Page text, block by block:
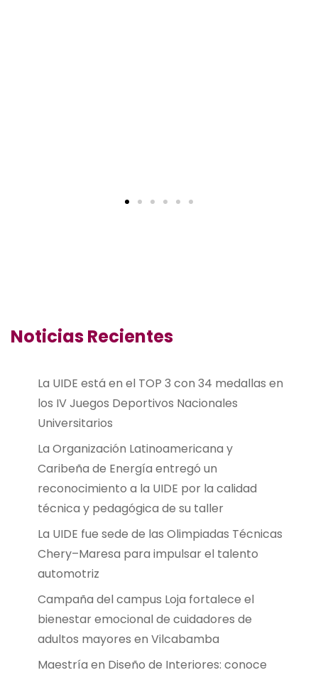
Noticias Recientes
La UIDE está en el TOP 3 con 34 medallas en
los IV Juegos Deportivos Nacionales
Universitarios
La Organización Latinoamericana y
Caribeña de Energía entregó un
reconocimiento a la UIDE por la calidad
técnica y pedagógica de su taller
La UIDE fue sede de las Olimpiadas Técnicas
Chery–Maresa para impulsar el talento
automotriz
Campaña del campus Loja fortalece el
bienestar emocional de cuidadores de
adultos mayores en Vilcabamba
Maestría en Diseño de Interiores: conoce